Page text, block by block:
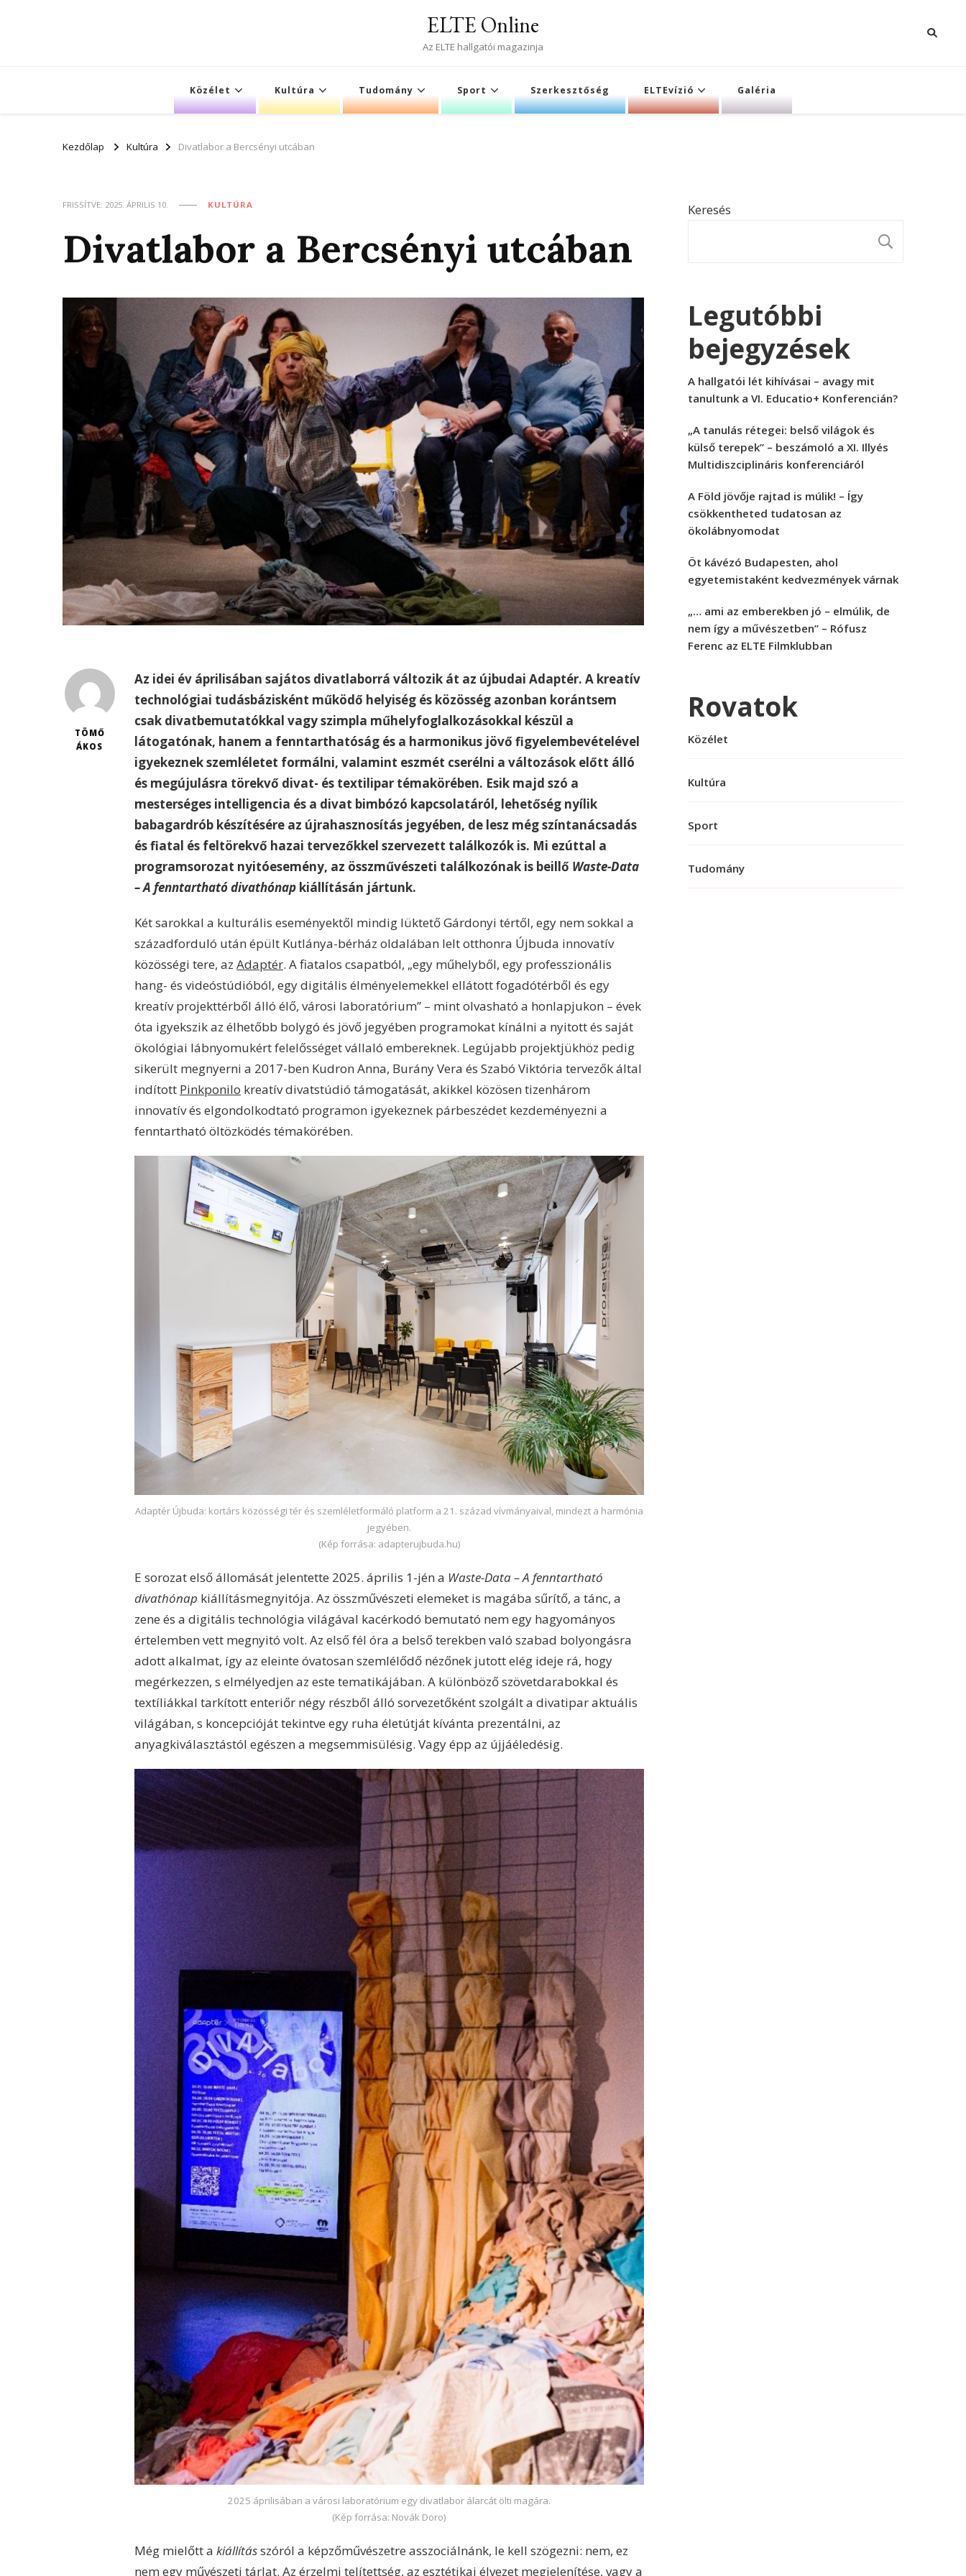
ELTE Online
Az ELTE hallgatói magazinja
Közélet Kultúra Tudomány Sport Szerkesztőség ELTEvízió Galéria
Kezdőlap Kultúra Divatlabor a Bercsényi utcában
FRISSÍTVE: 2025. ÁPRILIS 10. KULTÚRA
Divatlabor a Bercsényi utcában
TÖMŐ
ÁKOS
Az idei év áprilisában sajátos divatlaborrá változik át az újbudai Adaptér. A kreatív
technológiai tudásbázisként működő helyiség és közösség azonban korántsem
csak divatbemutatókkal vagy szimpla műhelyfoglalkozásokkal készül a
látogatónak, hanem a fenntarthatóság és a harmonikus jövő figyelembevételével
igyekeznek szemléletet formálni, valamint eszmét cserélni a változások előtt álló
és megújulásra törekvő divat- és textilipar témakörében. Esik majd szó a
mesterséges intelligencia és a divat bimbózó kapcsolatáról, lehetőség nyílik
babagardrób készítésére az újrahasznosítás jegyében, de lesz még színtanácsadás
és fiatal és feltörekvő hazai tervezőkkel szervezett találkozók is. Mi ezúttal a
programsorozat nyitóesemény, az összművészeti találkozónak is beillő Waste-Data
– A fenntartható divathónap kiállításán jártunk.
Két sarokkal a kulturális eseményektől mindig lüktető Gárdonyi tértől, egy nem sokkal a
századforduló után épült Kutlánya-bérház oldalában lelt otthonra Újbuda innovatív
közösségi tere, az Adaptér. A fiatalos csapatból, „egy műhelyből, egy professzionális
hang- és videóstúdióból, egy digitális élményelemekkel ellátott fogadótérből és egy
kreatív projekttérből álló élő, városi laboratórium” – mint olvasható a honlapjukon – évek
óta igyekszik az élhetőbb bolygó és jövő jegyében programokat kínálni a nyitott és saját
ökológiai lábnyomukért felelősséget vállaló embereknek. Legújabb projektjükhöz pedig
sikerült megnyerni a 2017-ben Kudron Anna, Burány Vera és Szabó Viktória tervezők által
indított Pinkponilo kreatív divatstúdió támogatását, akikkel közösen tizenhárom
innovatív és elgondolkodtató programon igyekeznek párbeszédet kezdeményezni a
fenntartható öltözködés témakörében.
Adaptér Újbuda: kortárs közösségi tér és szemléletformáló platform a 21. század vívmányaival, mindezt a harmónia
jegyében.
(Kép forrása: adapterujbuda.hu)
E sorozat első állomását jelentette 2025. április 1-jén a Waste-Data – A fenntartható
divathónap kiállításmegnyitója. Az összművészeti elemeket is magába sűrítő, a tánc, a
zene és a digitális technológia világával kacérkodó bemutató nem egy hagyományos
értelemben vett megnyitó volt. Az első fél óra a belső terekben való szabad bolyongásra
adott alkalmat, így az eleinte óvatosan szemlélődő nézőnek jutott elég ideje rá, hogy
megérkezzen, s elmélyedjen az este tematikájában. A különböző szövetdarabokkal és
textíliákkal tarkított enteriőr négy részből álló sorvezetőként szolgált a divatipar aktuális
világában, s koncepcióját tekintve egy ruha életútját kívánta prezentálni, az
anyagkiválasztástól egészen a megsemmisülésig. Vagy épp az újjáéledésig.
2025 áprilisában a városi laboratórium egy divatlabor álarcát ölti magára.
(Kép forrása: Novák Doro)
Még mielőtt a kiállításszóról a képzőművészetre asszociálnánk, le kell szögezni: nem, ez
nem egy művészeti tárlat. Az érzelmi telítettség, az esztétikai élvezet megjelenítése, vagy a
Keresés
Legutóbbi
bejegyzések
A hallgatói lét kihívásai – avagy mit
tanultunk a VI. Educatio+ Konferencián?
„A tanulás rétegei: belső világok és
külső terepek” – beszámoló a XI. Illyés
Multidiszciplináris konferenciáról
A Föld jövője rajtad is múlik! – Így
csökkentheted tudatosan az
ökolábnyomodat
Öt kávézó Budapesten, ahol
egyetemistaként kedvezmények várnak
„… ami az emberekben jó – elmúlik, de
nem így a művészetben” – Rófusz
Ferenc az ELTE Filmklubban
Rovatok
Közélet
Kultúra
Sport
Tudomány